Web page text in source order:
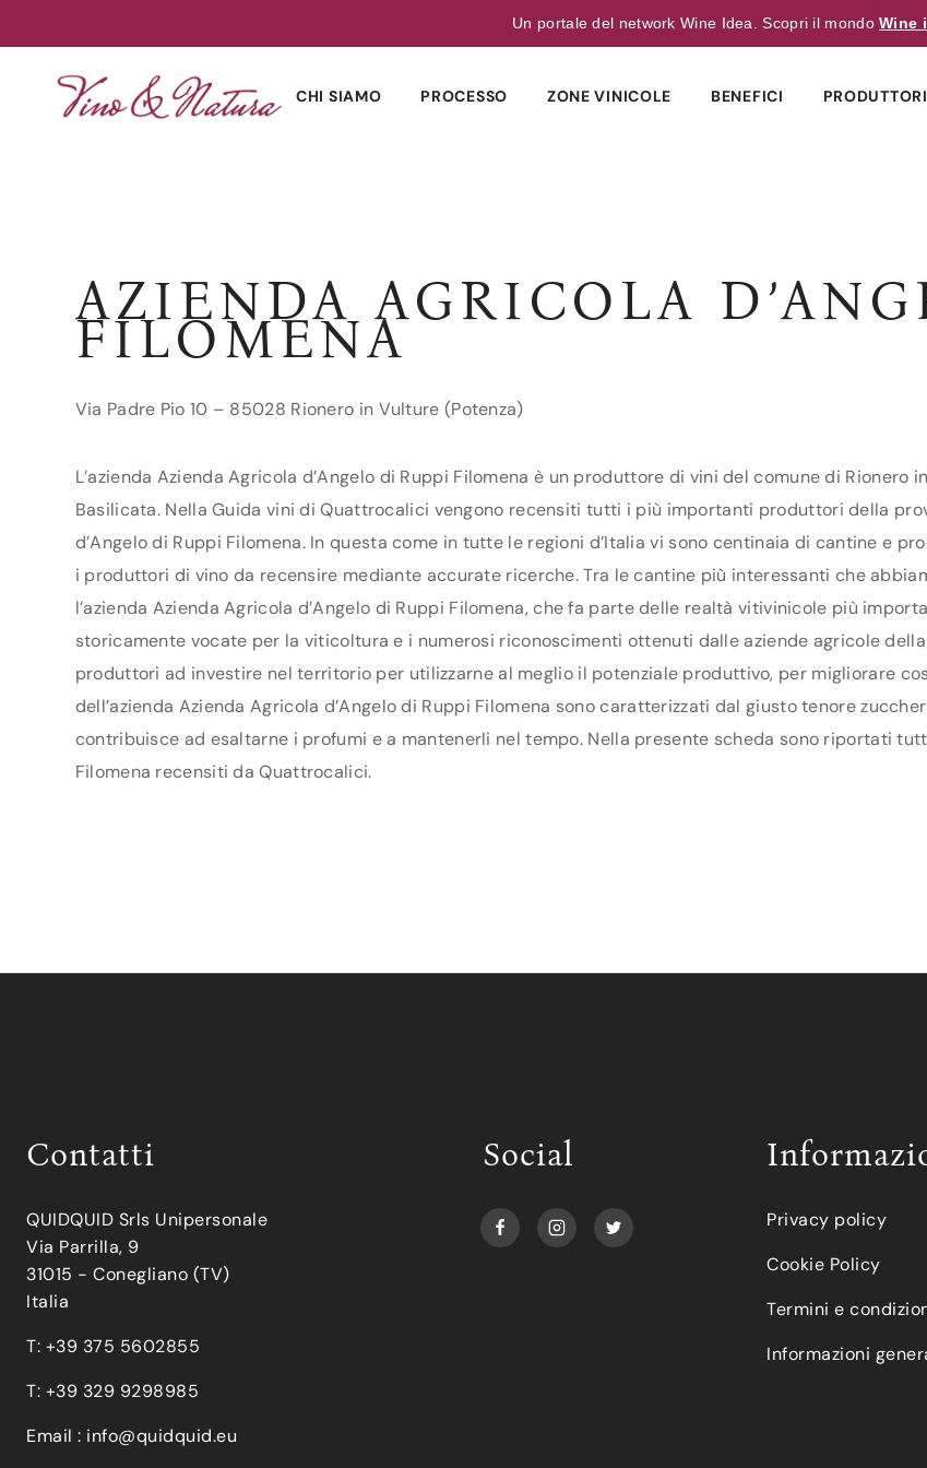
Un portale del network Wine Idea. Scopri il mondoWine
CHI SIAMO PROCESSO ZONE VINICOLE BENEFICI
AZIENDA AGRICOLA
FILOMENA
Via Padre Pio 10 – 85028 Rionero in Vulture (Potenza)
L’azienda Azienda Agricola d’Angelo di Ruppi Filomena è un produttore di vini del comune di Rionero
Basilicata. Nella Guida vini di Quattrocalici vengono recensiti tutti i più importanti produttori della
d’Angelo di Ruppi Filomena. In questa come in tutte le regioni d’Italia vi sono centinaia di cantine e
i produttori di vino da recensire mediante accurate ricerche. Tra le cantine più interessanti che
l’azienda Azienda Agricola d’Angelo di Ruppi Filomena, che fa parte delle realtà vitivinicole più
storicamente vocate per la viticoltura e i numerosi riconoscimenti ottenuti dalle aziende agricole
produttori ad investire nel territorio per utilizzarne al meglio il potenziale produttivo, per migliorare
dell’azienda Azienda Agricola d’Angelo di Ruppi Filomena sono caratterizzati dal giusto tenore
contribuisce ad esaltarne i profumi e a mantenerli nel tempo. Nella presente scheda sono riportati
Filomena recensiti da Quattrocalici.
Contatti
QUIDQUID Srls Unipersonale
Via Parrilla, 9
31015 - Conegliano (TV)
Italia
T: +39 375 5602855
T: +39 329 9298985
Email : info@quidquid.eu
Social
Privacy policy
Cookie Policy
Termini e
Informazioni